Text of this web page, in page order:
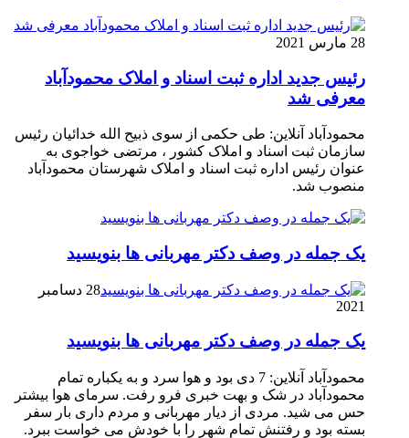
28 مارس 2021
رئیس جدید اداره ثبت اسناد و املاک محمودآباد
معرفی شد
محمودآباد آنلاین: طی حکمی از سوی ذبیح الله خدائیان رئیس
سازمان ثبت اسناد و املاک کشور ، مرتضی خواجوی به
عنوان رئیس اداره ثبت اسناد و املاک شهرستان محمودآباد
منصوب شد.
یک جمله در وصف دکتر مهربانی ها بنویسید
28 دسامبر
2021
یک جمله در وصف دکتر مهربانی ها بنویسید
محمودآباد آنلاین: 7 دی بود و هوا سرد و به یکباره تمام
محمودآباد در شک و بهت خبری فرو رفت. سرمای هوا بیشتر
حس می شید. مردی از دیار مهربانی و مردم داری بار سفر
بسته بود و رفتنش تمام شهر را با خودش می خواست ببرد.